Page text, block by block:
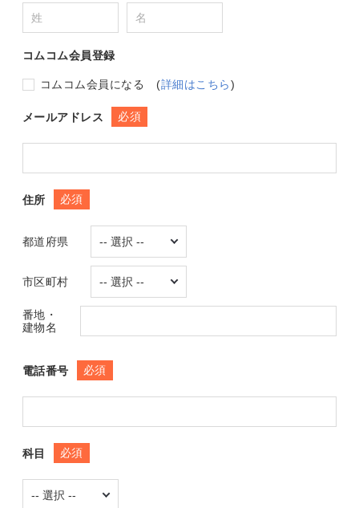
コムコム会員登録
コムコム会員になる (詳細はこちら)
メールアドレス 必須
住所 必須
都道府県
市区町村
番地・
建物名
電話番号 必須
科目 必須